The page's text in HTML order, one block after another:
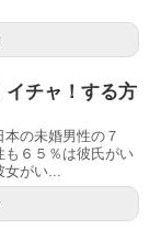
イチャ！する方
の未婚男性の７
も６５％は彼氏がい
女がい...